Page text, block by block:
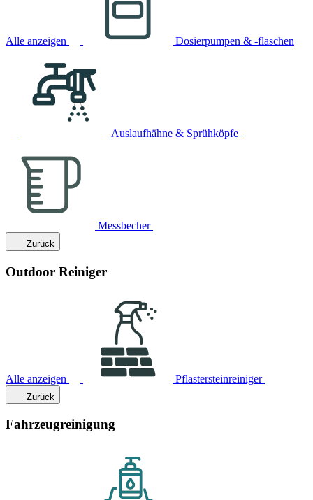
Alle anzeigen Dosierpumpen & -flaschen
Auslaufhähne & Sprühköpfe
Messbecher
Zurück
Outdoor Reiniger
Alle anzeigen Pflastersteinreiniger
Zurück
Fahrzeugreinigung